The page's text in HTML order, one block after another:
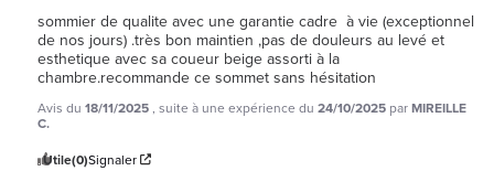
sommier de qualite avec une garantie cadre  à vie (exceptionnel
de nos jours) .très bon maintien ,pas de douleurs au levé et
esthetique avec sa coueur beige assorti à la
chambre.recommande ce sommet sans hésitation
Avis du 18/11/2025, suite à une expérience du 24/10/2025 parMIREILLE
C.
Utile(0)Signaler